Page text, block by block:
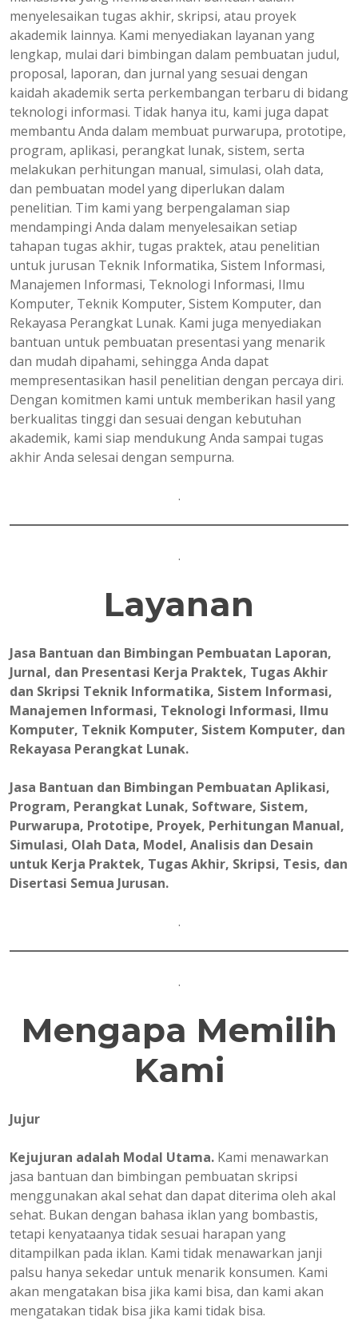
menyelesaikan tugas akhir, skripsi, atau proyek
akademik lainnya. Kami menyediakan layanan yang
lengkap, mulai dari bimbingan dalam pembuatan judul,
proposal, laporan, dan jurnal yang sesuai dengan
kaidah akademik serta perkembangan terbaru di bidang
teknologi informasi. Tidak hanya itu, kami juga dapat
membantu Anda dalam membuat purwarupa, prototipe,
program, aplikasi, perangkat lunak, sistem, serta
melakukan perhitungan manual, simulasi, olah data,
dan pembuatan model yang diperlukan dalam
penelitian. Tim kami yang berpengalaman siap
mendampingi Anda dalam menyelesaikan setiap
tahapan tugas akhir, tugas praktek, atau penelitian
untuk jurusan Teknik Informatika, Sistem Informasi,
Manajemen Informasi, Teknologi Informasi, Ilmu
Komputer, Teknik Komputer, Sistem Komputer, dan
Rekayasa Perangkat Lunak. Kami juga menyediakan
bantuan untuk pembuatan presentasi yang menarik
dan mudah dipahami, sehingga Anda dapat
mempresentasikan hasil penelitian dengan percaya diri.
Dengan komitmen kami untuk memberikan hasil yang
berkualitas tinggi dan sesuai dengan kebutuhan
akademik, kami siap mendukung Anda sampai tugas
akhir Anda selesai dengan sempurna.
.
.
Layanan
Jasa Bantuan dan Bimbingan Pembuatan Laporan,
Jurnal, dan Presentasi Kerja Praktek, Tugas Akhir
dan Skripsi Teknik Informatika, Sistem Informasi,
Manajemen Informasi, Teknologi Informasi, Ilmu
Komputer, Teknik Komputer, Sistem Komputer, dan
Rekayasa Perangkat Lunak.
Jasa Bantuan dan Bimbingan Pembuatan Aplikasi,
Program, Perangkat Lunak, Software, Sistem,
Purwarupa, Prototipe, Proyek, Perhitungan Manual,
Simulasi, Olah Data, Model, Analisis dan Desain
untuk Kerja Praktek, Tugas Akhir, Skripsi, Tesis, dan
Disertasi Semua Jurusan.
.
.
Mengapa Memilih
Kami
Jujur
Kejujuran adalah Modal Utama. Kami menawarkan
jasa bantuan dan bimbingan pembuatan skripsi
menggunakan akal sehat dan dapat diterima oleh akal
sehat. Bukan dengan bahasa iklan yang bombastis,
tetapi kenyataanya tidak sesuai harapan yang
ditampilkan pada iklan. Kami tidak menawarkan janji
palsu hanya sekedar untuk menarik konsumen. Kami
akan mengatakan bisa jika kami bisa, dan kami akan
mengatakan tidak bisa jika kami tidak bisa.